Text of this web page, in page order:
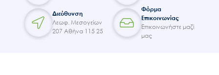
Εισιτήρια
Επικοινωνία
Διεύθυνση
Λεωφ. Μεσογείων
207 Αθήνα 115 25
Φόρμα
Επικοινωνίας
Επικοινωνήστε μαζί
μας